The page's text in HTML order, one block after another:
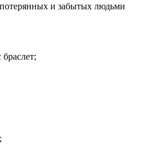
и забытых людьми